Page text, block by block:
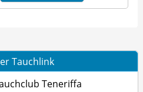
Tauchlink
Teneriffa